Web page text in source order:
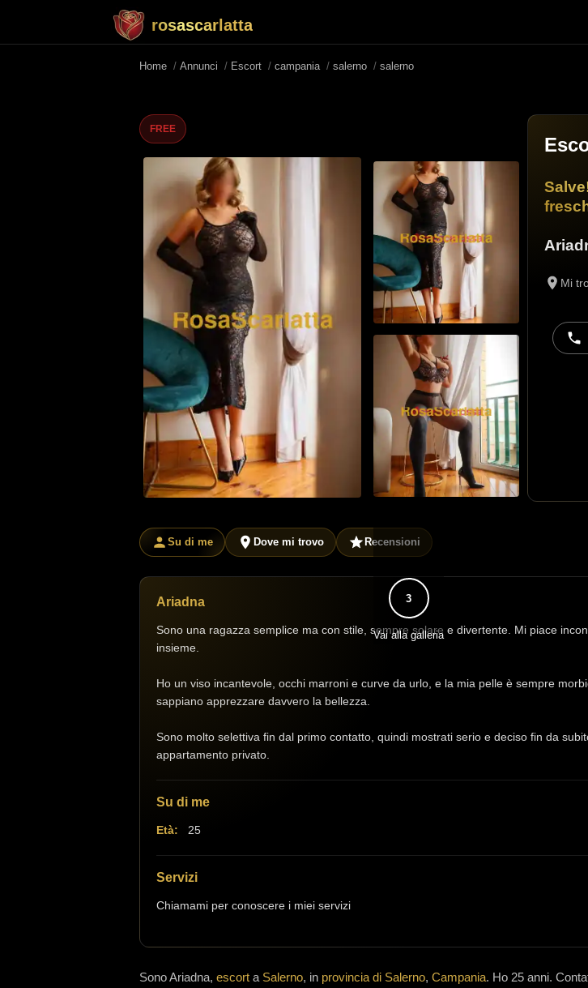
rosascarlatta
Home / Annunci / Escort / campania / salerno / salerno
Mi
FREE
3
Vai alla galleria
Su di me Dove mi trovo Recensioni
Ariadna
Sono una ragazza semplice ma con stile, sempre solare e divertente. Mi piace
insieme.
Ho un viso incantevole, occhi marroni e curve da urlo, e la mia pelle è sempre
sappiano apprezzare davvero la bellezza.
Sono molto selettiva fin dal primo contatto, quindi mostrati serio e deciso fin da
appartamento privato.
Su di me
Età: 25
Servizi
Chiamami per conoscere i miei servizi
SonoAriadna, escort a Salerno, in provincia di Salerno, Campania. Ho 25 anni.